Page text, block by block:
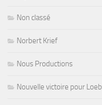
Non classé
Norbert Krief
Nous Productions
Nouvelle victoire pour Loeb